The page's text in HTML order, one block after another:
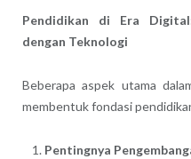
Pendidikan di Era
dengan Teknologi
Beberapa aspek utama
membentuk fondasi
Pentingnya